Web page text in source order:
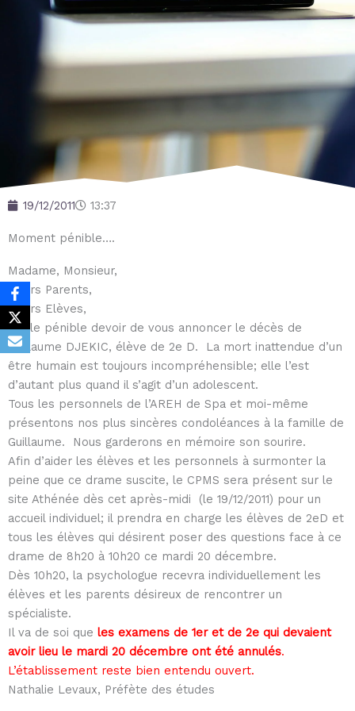
19/12/2011 13:37
Moment pénible….
Madame, Monsieur,
Chers Parents,
Chers Elèves,
J’ai le pénible devoir de vous annoncer le décès de
Guillaume DJEKIC, élève de 2e D. La mort inattendue d’un
être humain est toujours incompréhensible; elle l’est
d’autant plus quand il s’agit d’un adolescent.
Tous les personnels de l’AREH de Spa et moi-même
présentons nos plus sincères condoléances à la famille de
Guillaume. Nous garderons en mémoire son sourire.
Afin d’aider les élèves et les personnels à surmonter la
peine que ce drame suscite, le CPMS sera présent sur le
site Athénée dès cet après-midi (le 19/12/2011) pour un
accueil individuel; il prendra en charge les élèves de 2eD et
tous les élèves qui désirent poser des questions face à ce
drame de 8h20 à 10h20 ce mardi 20 décembre.
Dès 10h20, la psychologue recevra individuellement les
élèves et les parents désireux de rencontrer un
spécialiste.
Il va de soi que les examens de 1er et de 2e qui devaient
avoir lieu le mardi 20 décembre ont été annulés.
L’établissement reste bien entendu ouvert.
Nathalie Levaux, Préfète des études